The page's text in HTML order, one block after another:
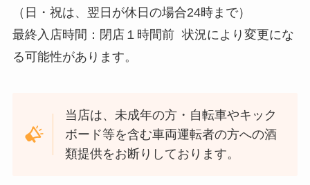
（日・祝は、翌日が休日の場合24時まで）
最終入店時間：閉店１時間前 状況により変更にな
る可能性があります。
当店は、未成年の方・自転車やキック
ボード等を含む車両運転者の方への酒
類提供をお断りしております。